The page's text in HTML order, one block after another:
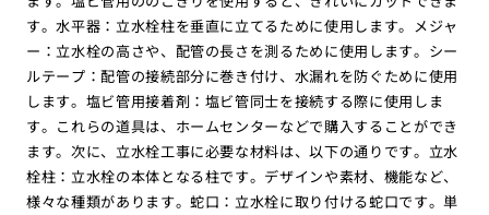
す。水平器：立水栓柱を垂直に立てるために使用します。メジャ
ー：立水栓の高さや、配管の長さを測るために使用します。シー
ルテープ：配管の接続部分に巻き付け、水漏れを防ぐために使用
します。塩ビ管用接着剤：塩ビ管同士を接続する際に使用しま
す。これらの道具は、ホームセンターなどで購入することができ
ます。次に、立水栓工事に必要な材料は、以下の通りです。立水
栓柱：立水栓の本体となる柱です。デザインや素材、機能など、
様々な種類があります。蛇口：立水栓に取り付ける蛇口です。単